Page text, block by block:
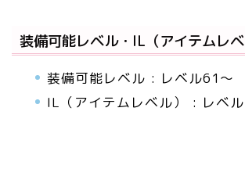
装備可能レベル・IL（アイテムレベ
装備可能レベル : レベル61～
IL（アイテムレベル） : レベ